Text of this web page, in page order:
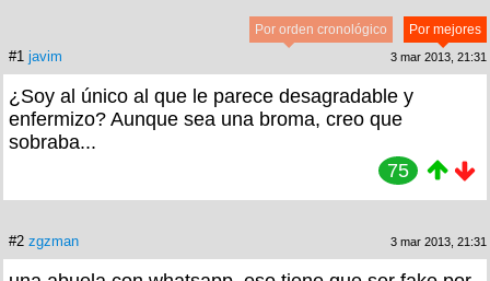
Por mejores
Por orden cronológico
#1 javim 3 mar 2013, 21:31
¿Soy al único al que le parece desagradable y
enfermizo? Aunque sea una broma, creo que
sobraba...
75
#2 zgzman 3 mar 2013, 21:31